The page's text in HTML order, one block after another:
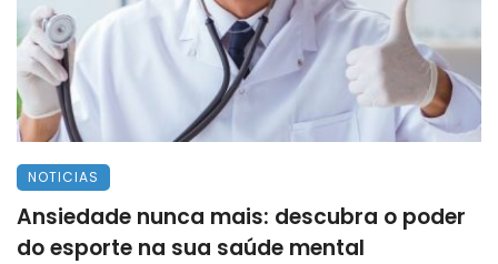
NOTICIAS
Ansiedade nunca mais: descubra o poder
do esporte na sua saúde mental